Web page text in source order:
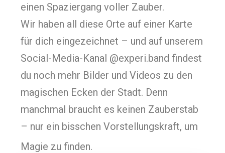
einen Spaziergang voller Zauber.
Wir haben all diese Orte auf einer Karte
für dich eingezeichnet – und auf unserem
Social-Media-Kanal @experi.band findest
du noch mehr Bilder und Videos zu den
magischen Ecken der Stadt. Denn
manchmal braucht es keinen Zauberstab
– nur ein bisschen Vorstellungskraft, um
Magie zu finden.